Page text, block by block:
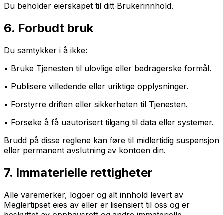
Du beholder eierskapet til ditt Brukerinnhold.
6. Forbudt bruk
Du samtykker i å ikke:
• Bruke Tjenesten til ulovlige eller bedragerske formål.
• Publisere villedende eller uriktige opplysninger.
• Forstyrre driften eller sikkerheten til Tjenesten.
• Forsøke å få uautorisert tilgang til data eller systemer.
Brudd på disse reglene kan føre til midlertidig suspensjon
eller permanent avslutning av kontoen din.
7. Immaterielle rettigheter
Alle varemerker, logoer og alt innhold levert av
Meglertipset eies av eller er lisensiert til oss og er